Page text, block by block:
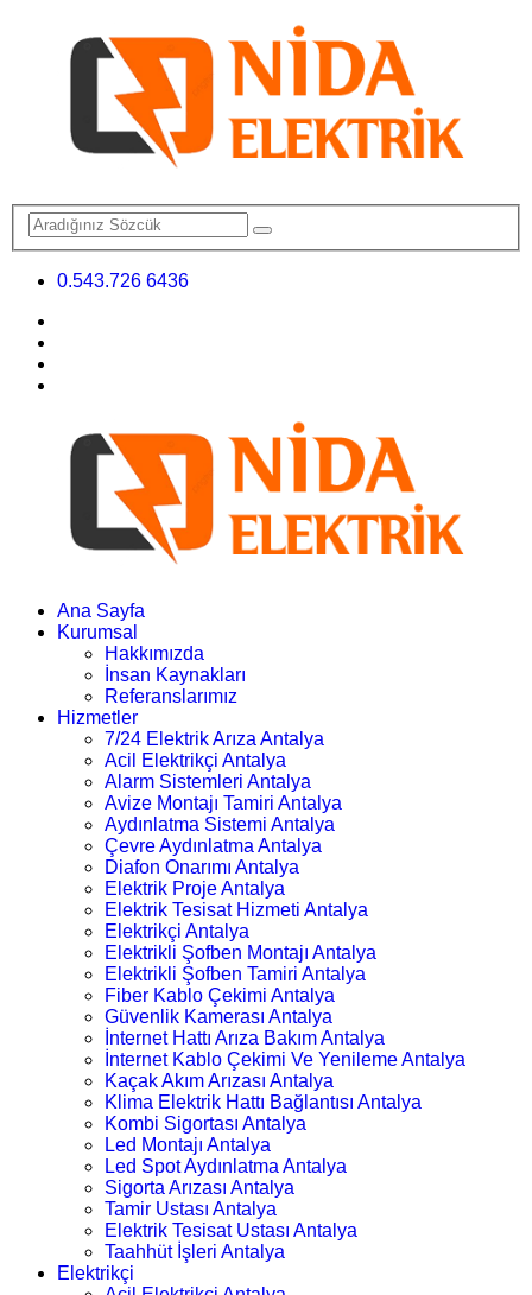
0.543.726 6436
Ana Sayfa
Kurumsal
Hakkımızda
İnsan Kaynakları
Referanslarımız
Hizmetler
7/24 Elektrik Arıza Antalya
Acil Elektrikçi Antalya
Alarm Sistemleri Antalya
Avize Montajı Tamiri Antalya
Aydınlatma Sistemi Antalya
Çevre Aydınlatma Antalya
Diafon Onarımı Antalya
Elektrik Proje Antalya
Elektrik Tesisat Hizmeti Antalya
Elektrikçi Antalya
Elektrikli Şofben Montajı Antalya
Elektrikli Şofben Tamiri Antalya
Fiber Kablo Çekimi Antalya
Güvenlik Kamerası Antalya
İnternet Hattı Arıza Bakım Antalya
İnternet Kablo Çekimi Ve Yenileme Antalya
Kaçak Akım Arızası Antalya
Klima Elektrik Hattı Bağlantısı Antalya
Kombi Sigortası Antalya
Led Montajı Antalya
Led Spot Aydınlatma Antalya
Sigorta Arızası Antalya
Tamir Ustası Antalya
Elektrik Tesisat Ustası Antalya
Taahhüt İşleri Antalya
Elektrikçi